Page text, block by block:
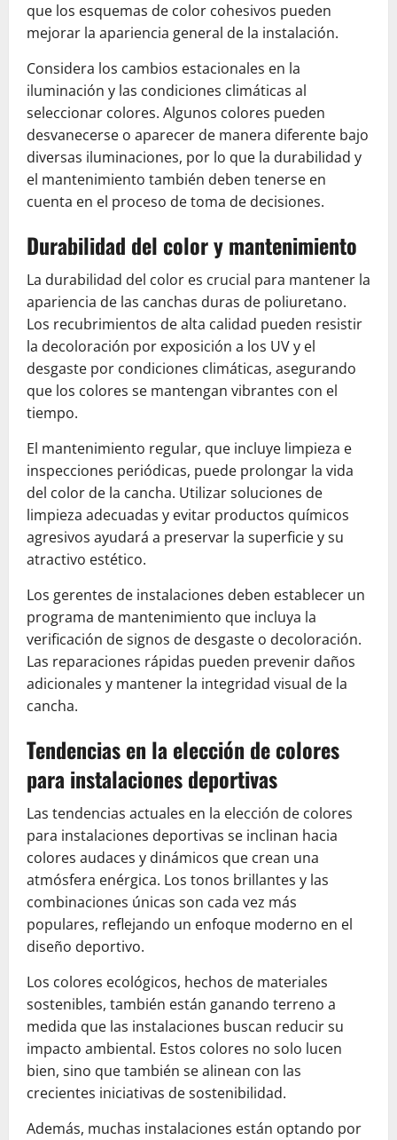
que los esquemas de color cohesivos pueden
mejorar la apariencia general de la instalación.
Considera los cambios estacionales en la
iluminación y las condiciones climáticas al
seleccionar colores. Algunos colores pueden
desvanecerse o aparecer de manera diferente bajo
diversas iluminaciones, por lo que la durabilidad y
el mantenimiento también deben tenerse en
cuenta en el proceso de toma de decisiones.
Durabilidad del color y mantenimiento
La durabilidad del color es crucial para mantener la
apariencia de las canchas duras de poliuretano.
Los recubrimientos de alta calidad pueden resistir
la decoloración por exposición a los UV y el
desgaste por condiciones climáticas, asegurando
que los colores se mantengan vibrantes con el
tiempo.
El mantenimiento regular, que incluye limpieza e
inspecciones periódicas, puede prolongar la vida
del color de la cancha. Utilizar soluciones de
limpieza adecuadas y evitar productos químicos
agresivos ayudará a preservar la superficie y su
atractivo estético.
Los gerentes de instalaciones deben establecer un
programa de mantenimiento que incluya la
verificación de signos de desgaste o decoloración.
Las reparaciones rápidas pueden prevenir daños
adicionales y mantener la integridad visual de la
cancha.
Tendencias en la elección de colores
para instalaciones deportivas
Las tendencias actuales en la elección de colores
para instalaciones deportivas se inclinan hacia
colores audaces y dinámicos que crean una
atmósfera enérgica. Los tonos brillantes y las
combinaciones únicas son cada vez más
populares, reflejando un enfoque moderno en el
diseño deportivo.
Los colores ecológicos, hechos de materiales
sostenibles, también están ganando terreno a
medida que las instalaciones buscan reducir su
impacto ambiental. Estos colores no solo lucen
bien, sino que también se alinean con las
crecientes iniciativas de sostenibilidad.
Además, muchas instalaciones están optando por